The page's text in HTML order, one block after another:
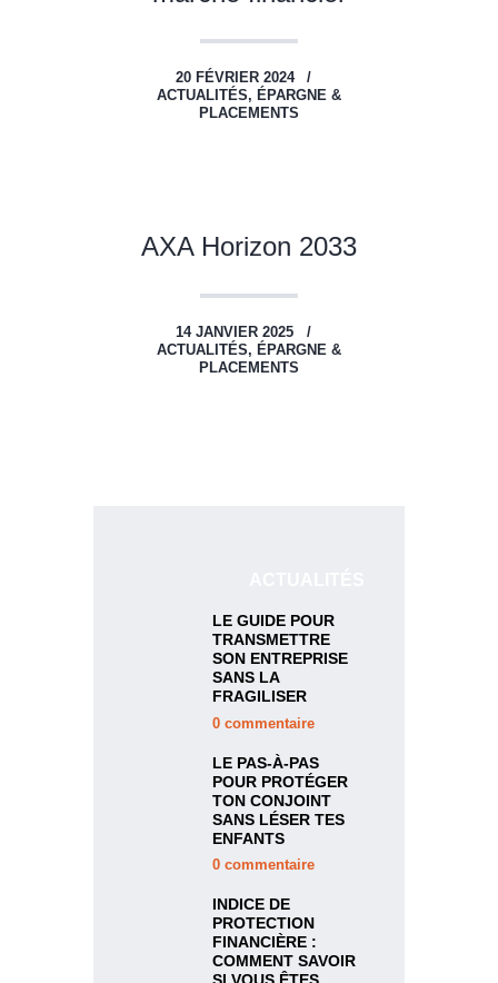
20 FÉVRIER 2024
ACTUALITÉS, ÉPARGNE &
PLACEMENTS
AXA Horizon 2033
14 JANVIER 2025
ACTUALITÉS, ÉPARGNE &
PLACEMENTS
LE GUIDE POUR
TRANSMETTRE
SON ENTREPRISE
SANS LA
FRAGILISER
0 commentaire
LE PAS-À-PAS
POUR PROTÉGER
TON CONJOINT
SANS LÉSER TES
ENFANTS
0 commentaire
INDICE DE
PROTECTION
FINANCIÈRE :
COMMENT SAVOIR